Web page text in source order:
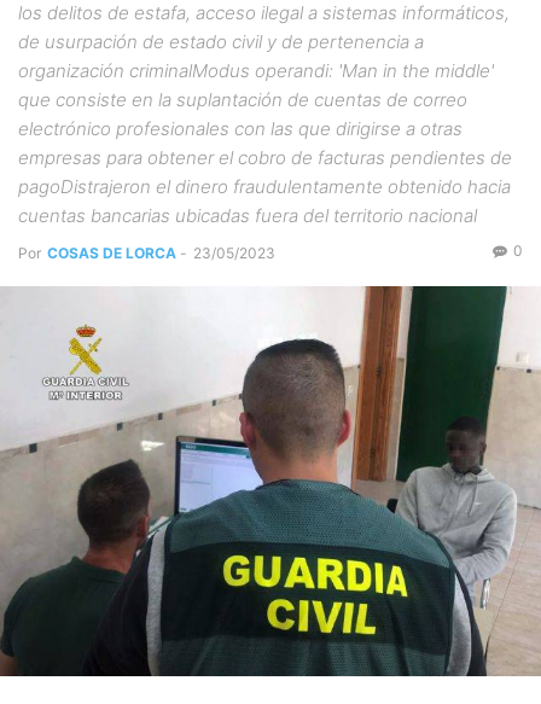
los delitos de estafa, acceso ilegal a sistemas informáticos,
de usurpación de estado civil y de pertenencia a
organización criminalModus operandi: 'Man in the middle'
que consiste en la suplantación de cuentas de correo
electrónico profesionales con las que dirigirse a otras
empresas para obtener el cobro de facturas pendientes de
pagoDistrajeron el dinero fraudulentamente obtenido hacia
cuentas bancarias ubicadas fuera del territorio nacional
Por COSAS DE LORCA - 23/05/2023 0